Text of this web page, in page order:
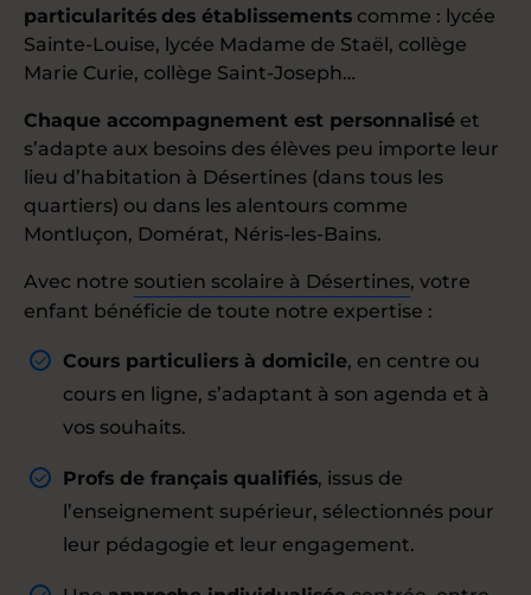
particularités des établissements comme : lycée
Sainte-Louise, lycée Madame de Staël, collège
Marie Curie, collège Saint-Joseph…
Chaque accompagnement est personnalisé et
s’adapte aux besoins des élèves peu importe leur
lieu d’habitation à Désertines (dans tous les
quartiers) ou dans les alentours comme
Montluçon, Domérat, Néris-les-Bains.
Avec notre soutien scolaire à Désertines, votre
enfant bénéficie de toute notre expertise :
Cours particuliers à domicile, en centre ou
cours en ligne, s’adaptant à son agenda et à
vos souhaits.
Profs de français qualifiés, issus de
l’enseignement supérieur, sélectionnés pour
leur pédagogie et leur engagement.